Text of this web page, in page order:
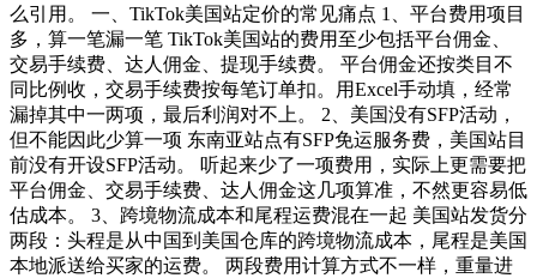
么引用。 一、TikTok美国站定价的常见痛点 1、平台费用项目
多，算一笔漏一笔 TikTok美国站的费用至少包括平台佣金、
交易手续费、达人佣金、提现手续费。 平台佣金还按类目不
同比例收，交易手续费按每笔订单扣。用Excel手动填，经常
漏掉其中一两项，最后利润对不上。 2、美国没有SFP活动，
但不能因此少算一项 东南亚站点有SFP免运服务费，美国站目
前没有开设SFP活动。 听起来少了一项费用，实际上更需要把
平台佣金、交易手续费、达人佣金这几项算准，不然更容易低
估成本。 3、跨境物流成本和尾程运费混在一起 美国站发货分
两段：头程是从中国到美国仓库的跨境物流成本，尾程是美国
本地派送给买家的运费。 两段费用计算方式不一样，重量进